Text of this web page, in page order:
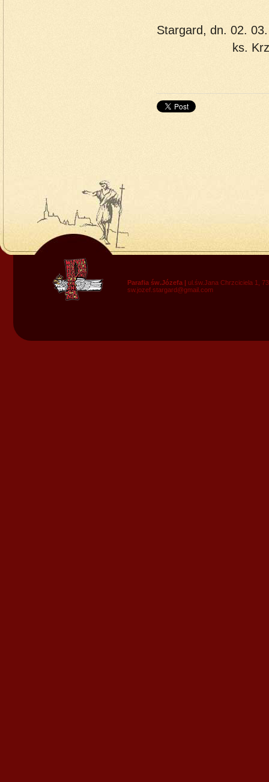
ks. Krzysztof
Parafia św.Józefa | ul.św.Jana Chrzciciela 1,
sw.jozef.stargard@gmail.com